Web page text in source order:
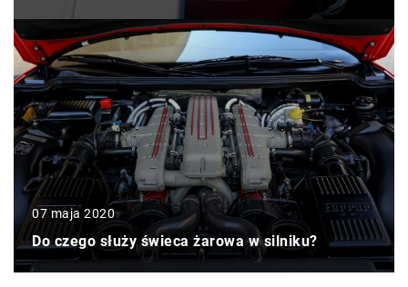
07 maja 2020
Do czego służy świeca żarowa w silniku?